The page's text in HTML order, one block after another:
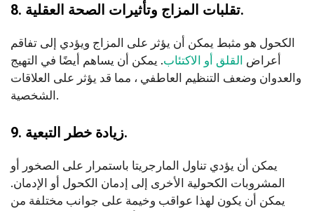
8. تقلبات المزاج وتأثيرات الصحة العقلية.
الكحول هو مثبط يمكن أن يؤثر على المزاج ويؤدي إلى تفاقم
أعراض
القلق أو الاكتئاب. يمكن أن يساهم أيضًا في التهيج
والعدوان وضعف التنظيم العاطفي ، مما قد يؤثر على العلاقات
الشخصية.
9. زيادة خطر التبعية.
يمكن أن يؤدي تناول المارجريتا باستمرار على الصخور أو
المشروبات الكحولية الأخرى إلى إدمان الكحول أو الإدمان.
يمكن أن يكون لهذا عواقب وخيمة على جوانب مختلفة من